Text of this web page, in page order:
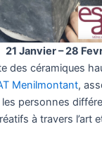
21 Janvier – 28
des céramiques
Menilmontant,
personnes
à travers l’art